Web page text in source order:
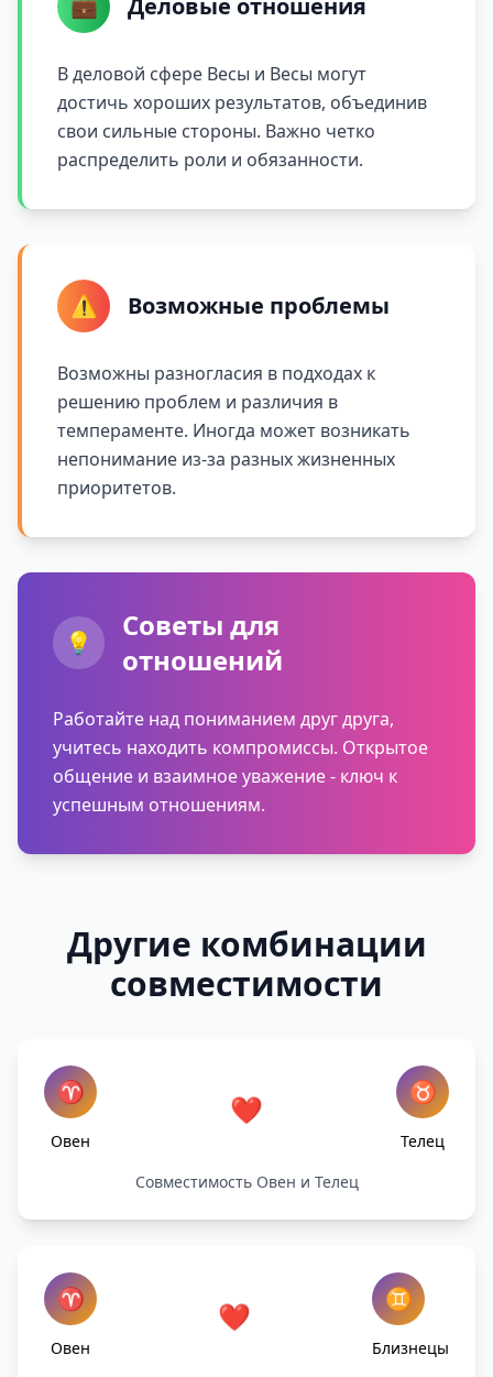
💼 Деловые отношения
В деловой сфере Весы и Весы могут
достичь хороших результатов, объединив
свои сильные стороны. Важно четко
распределить роли и обязанности.
⚠️ Возможные проблемы
Возможны разногласия в подходах к
решению проблем и различия в
темпераменте. Иногда может возникать
непонимание из-за разных жизненных
приоритетов.
💡
Советы для
отношений
Работайте над пониманием друг друга,
учитесь находить компромиссы. Открытое
общение и взаимное уважение - ключ к
успешным отношениям.
Другие комбинации
совместимости
♈
Овен
❤️ ♉
Телец
Совместимость Овен и Телец
♈
Овен
❤️ ♊
Близнецы